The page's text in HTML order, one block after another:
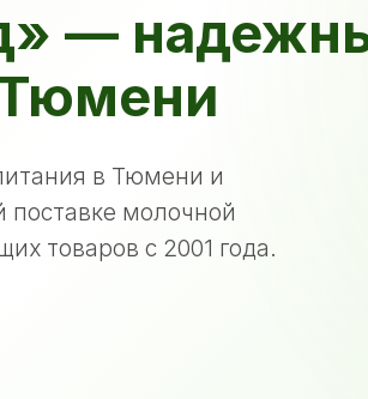
—
Тюмени
в Тюмени и
молочной
товаров с 2001 года.